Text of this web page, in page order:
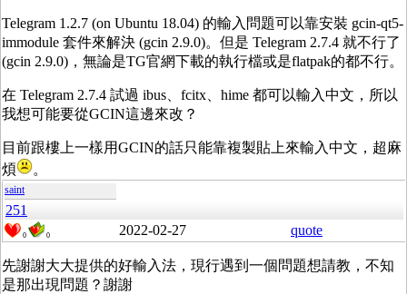
Telegram 1.2.7 (on Ubuntu 18.04) 的輸入問題可以靠安裝 gcin-qt5-
immodule 套件來解決 (gcin 2.9.0)。但是 Telegram 2.7.4 就不行了
(gcin 2.9.0)，無論是TG官網下載的執行檔或是flatpak的都不行。
在 Telegram 2.7.4 試過 ibus、fcitx、hime 都可以輸入中文，所以
我想可能要從GCIN這邊來改？
目前跟樓上一樣用GCIN的話只能靠複製貼上來輸入中文，超麻
煩
。
saint
251
0 0 2022-02-27 quote
先謝謝大大提供的好輸入法，現行遇到一個問題想請教，不知
是那出現問題？謝謝